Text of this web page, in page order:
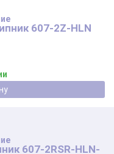
607-2Z-HLN
цену
607-2RSR-HLN-